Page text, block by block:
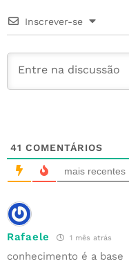
o
k
st
Inscrever-se
41 COMENTÁRIOS
mais recentes
Rafaele 1 mês atrás
conhecimento é a base